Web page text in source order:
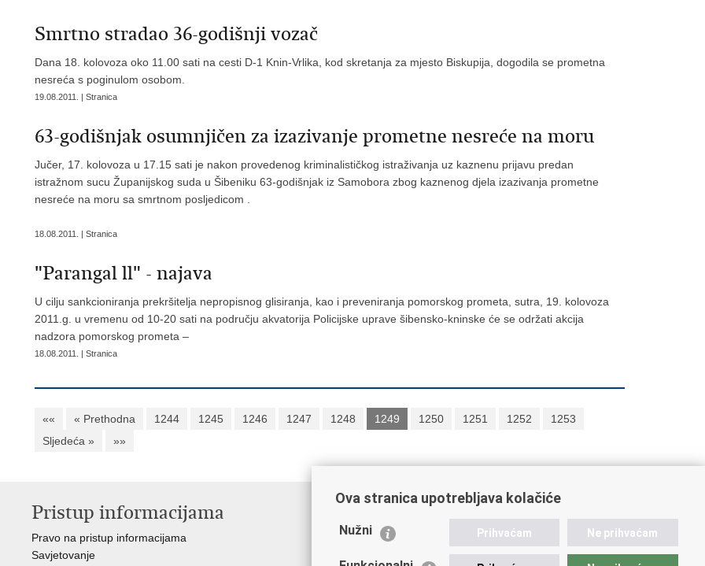
Smrtno stradao 36-godišnji vozač
Dana 18. kolovoza oko 11.00 sati na cesti D-1 Knin-Vrlika, kod skretanja za mjesto Biskupija, dogodila se prometna
nesreća s poginulom osobom.
19.08.2011. | Stranica
63-godišnjak osumnjičen za izazivanje prometne nesreće na moru
Jučer, 17. kolovoza u 17.15 sati je nakon provedenog kriminalističkog istraživanja uz kaznenu prijavu predan
istražnom sucu Županijskog suda u Šibeniku 63-godišnjak iz Samobora zbog kaznenog djela izazivanja prometne
nesreće na moru sa smrtnom posljedicom .
18.08.2011. | Stranica
"Parangal ll" - najava
U cilju sankcioniranja prekršitelja nepropisnog glisiranja, kao i preveniranja pomorskog prometa, sutra, 19. kolovoza
2011.g. u vremenu od 10-20 sati na području akvatorija Policijske uprave šibensko-kninske će se održati akcija
nadzora pomorskog prometa –
18.08.2011. | Stranica
«« « Prethodna 1244 1245 1246 1247 1248 1249 1250 1251 1252
1253
Sljedeća »
»»
Pristup informacijama
Pravo na pristup informacijama
Savjetovanje
Važne poveznice
Ministarstvo unutarnjih poslova
Ova stranica upotrebljava kolačiće
Nužni Prihvaćam Ne prihvaćam